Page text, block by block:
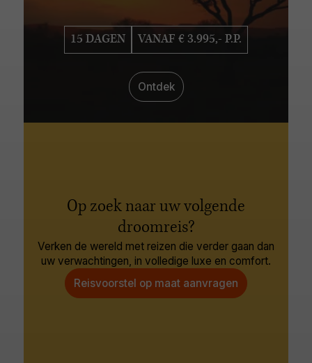
15 DAGEN VANAF € 3.995,- P.P.
Ontdek
Op zoek naar uw volgende
droomreis?
Verken de wereld met reizen die verder gaan dan
uw verwachtingen, in volledige luxe en comfort.
Reisvoorstel op maat aanvragen